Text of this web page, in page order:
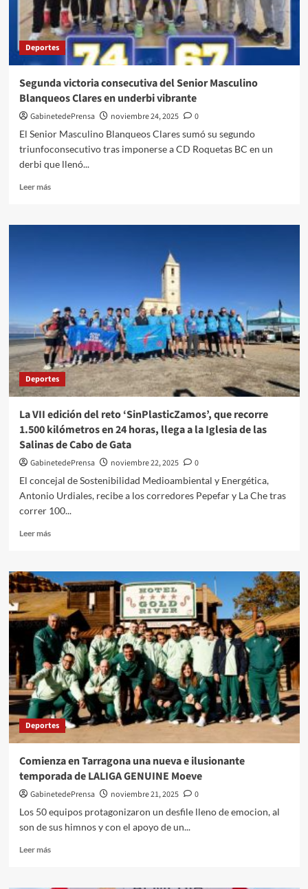
FemeninoClínicas
Dentales
Manuel
Cara
Deportes
Segunda victoria consecutiva del Senior Masculino
Blanqueos Clares en underbi vibrante
GabinetedePrensa noviembre 24, 2025
0
El Senior Masculino Blanqueos Clares sumó su segundo
triunfoconsecutivo tras imponerse a CD Roquetas BC en un
derbi que llenó...
Leer másLeer
Segunda
Clares
en
underbi
vibrante
Deportes
La VII edición del reto ‘SinPlasticZamos’, que recorre
1.500 kilómetros en 24 horas, llega a la Iglesia de las
Salinas de Cabo de Gata
GabinetedePrensa noviembre 22, 2025
0
El concejal de Sostenibilidad Medioambiental y Energética,
Antonio Urdiales, recibe a los corredores Pepefar y La Che tras
correr 100...
Leer másLeer
La
VII
edición
del
reto
‘SinPlasticZamos’,
que
recorre
1.500
kilómetros
en
24
horas,
la
Iglesia
de
Salinas
de
Deportes
Comienza en Tarragona una nueva e ilusionante
temporada de LALIGA GENUINE Moeve
GabinetedePrensa noviembre 21, 2025
0
Los 50 equipos protagonizaron un desfile lleno de emocion, al
son de sus himnos y con el apoyo de un...
Leer másLeer
Comienza